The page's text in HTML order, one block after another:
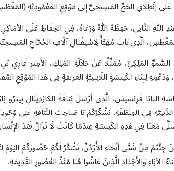
اللهِ الثَّانِي، حَفِظَهُ اللهُ وَرَعَاهُ، فِي الحِفَاظِ عَلَى
الَّذِي بَاتَ مُهَيَّأً لِاسْتِقْبَالِ آلَافِ الحُجَّاجِ
المَلِكِيِّ، مُمَثِّلًا عَنْ جَلاَلَةِ المَلِكِ، الأَمِيرِ
لِبِنَاءِ الكَنِيسَةٍ اللَاتِينِيَّةٍ العَرِيقَةٍ فِي هَذَا المَوْقِعِ
البابَا فَرِنسِيسَ، الَّذِي أَرْسَلَ نِيَافَةَ الكَارْدِينَالِ
فِي المِنْطَقَةِ. نَشْكُرُكُمْ يَا صَاحِبَ النِّيَافَةِ عَلَى
مَعَنَا فِي هَذِهِ الكَنِيسَةِ عِندَمَا كَانَتْ لَا تَزَالُ قَيْدَ
جِئْتُمْ مِنْ شَتَّى أَنْحَاءِ الأُرْدُنِّ. نَشْكُرُ لَكُمْ حُضُورَكُمْ اليَوْمَ
الآبَاءِ وَالأَجْدَادِ الَّذِينَ عَاشُوا هُنَا مُنْذُ العُصُورِ القَدِيمَةِ.